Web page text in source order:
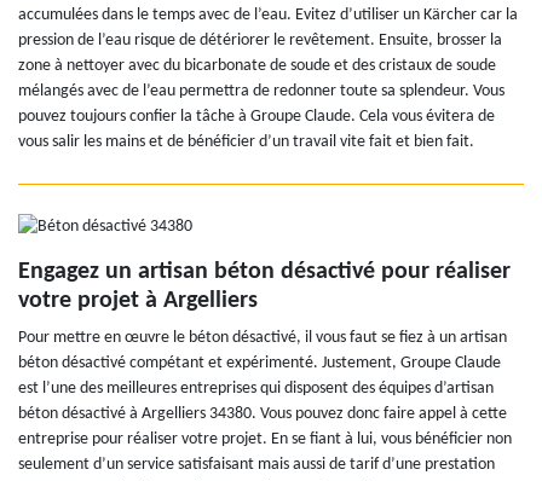
accumulées dans le temps avec de l’eau. Evitez d’utiliser un Kärcher car la
pression de l’eau risque de détériorer le revêtement. Ensuite, brosser la
zone à nettoyer avec du bicarbonate de soude et des cristaux de soude
mélangés avec de l’eau permettra de redonner toute sa splendeur. Vous
pouvez toujours confier la tâche à Groupe Claude. Cela vous évitera de
vous salir les mains et de bénéficier d’un travail vite fait et bien fait.
Engagez un artisan béton désactivé pour réaliser
votre projet à Argelliers
Pour mettre en œuvre le béton désactivé, il vous faut se fiez à un artisan
béton désactivé compétant et expérimenté. Justement, Groupe Claude
est l’une des meilleures entreprises qui disposent des équipes d’artisan
béton désactivé à Argelliers 34380. Vous pouvez donc faire appel à cette
entreprise pour réaliser votre projet. En se fiant à lui, vous bénéficier non
seulement d’un service satisfaisant mais aussi de tarif d’une prestation